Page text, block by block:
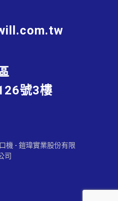
號3樓
機 - 鎧瑋實業股份有限
司